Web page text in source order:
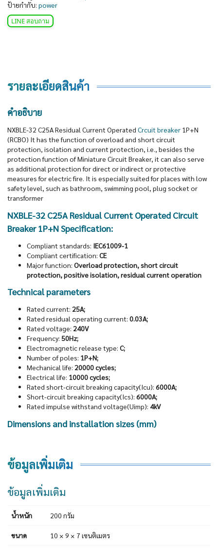
ป้ายกำกับ: power
LINE สอบถาม
รายละเอียดสินค้า
คำอธิบาย
NXBLE-32 C25A Residual Current Operated Crcuit breaker 1P+N
(RCBO) It has the function of overload and short circuit
protection, isolation and current protection, i.e., besides the
protection function of Miniature Circuit Breaker, it can also serve
as additional protection for direct or indirect or protective
measures for electric fire. It is especially suited for places with low
safety level, such as bathroom, swimming pool, plug socket or
transformer
NXBLE-32 C25A Residual Current Operated Circuit
Breaker 1P+N Specification:
Compliant standards: IEC61009-1
Compliant certification: CE
Major function: Overload protection, short circuit
protection, positive isolation, residual current operation
Technical parameters
Rated current: 25A;
Rated residual operating current: 0.03A;
Rated voltage: 240V
Frequency: 50Hz;
Electromagnetic release type: C;
Number of poles: 1P+N;
Mechanical life: 20000 cycles;
Electrical life: 10000 cycles;
Rated short-circuit breaking capacity(Icu): 6000A;
Short-circuit breaking capacity(Ics): 6000A;
Rated impulse withstand voltage(Uimp): 4kV
Dimensions and installation sizes (mm)
ข้อมูลเพิ่มเติม
ข้อมูลเพิ่มเติม
น้ำหนัก 200 กรัม
ขนาด 10 × 9 × 7 เซนติเมตร